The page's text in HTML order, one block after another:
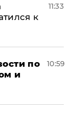
к
11:33
по
и
10:59